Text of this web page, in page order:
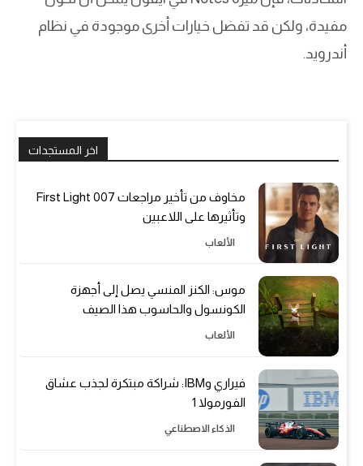
مفيدة، ولكن قد تفضل خيارات أخرى موجودة في نظام
أندرويد.
اخر المستجدات
مخاوف من تأخير مراجعات 007 First Light
وتأثيرها على اللاعبين
الألعاب
موس: الكنز المنسي يصل إلى أجهزة
الكونسول والحاسوب هذا الصيف
الألعاب
فيراري وIBM: شراكة مبتكرة لجذب عشاق
الفورمولا 1
الذكاء الاصطناعي